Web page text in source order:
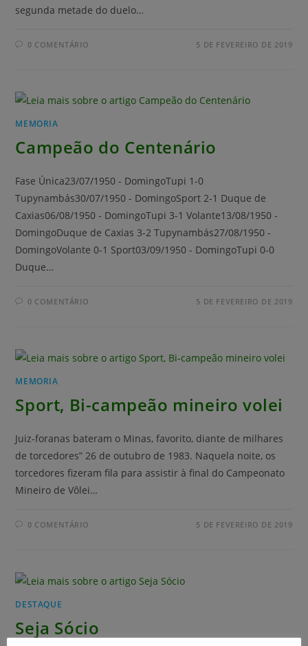
segunda metade do duelo…
0 COMENTÁRIO 5 DE FEVEREIRO DE 2019
MEMORIA
Campeão do Centenário
Fase Única23/07/1950 - DomingoTupi 1-0
Tupynambás30/07/1950 - DomingoSport 2-1 Duque de
Caxias06/08/1950 - DomingoTupi 3-1 Volante13/08/1950 -
DomingoDuque de Caxias 3-2 Tupynambás27/08/1950 -
DomingoVolante 0-1 Sport03/09/1950 - DomingoTupi 0-0
Duque…
0 COMENTÁRIO 5 DE FEVEREIRO DE 2019
MEMORIA
Sport, Bi-campeão mineiro volei
Juiz-foranas bateram o Minas, favorito, diante de milhares
de torcedores” 26 de outubro de 1983. Naquela noite, os
torcedores fizeram fila para assistir à final do Campeonato
Mineiro de Vôlei…
0 COMENTÁRIO 5 DE FEVEREIRO DE 2019
DESTAQUE
Seja Sócio